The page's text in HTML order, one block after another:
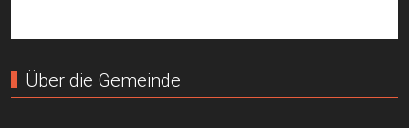
Über die Gemeinde